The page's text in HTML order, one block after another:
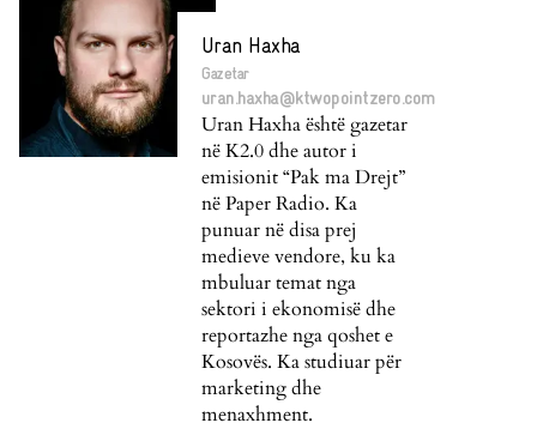
Uran Haxha
Gazetar
uran.haxha@ktwopointzero.com
Uran Haxha është gazetar
në K2.0 dhe autor i
emisionit “Pak ma Drejt”
në Paper Radio. Ka
punuar në disa prej
medieve vendore, ku ka
mbuluar temat nga
sektori i ekonomisë dhe
reportazhe nga qoshet e
Kosovës. Ka studiuar për
marketing dhe
menaxhment.